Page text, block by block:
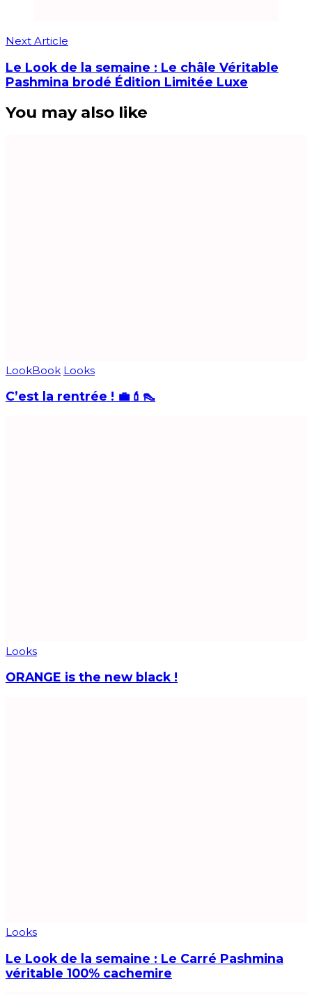
Next Article
Le Look de la semaine : Le châle Véritable
Pashmina brodé Édition Limitée Luxe
You may also like
LookBook Looks
C’est la rentrée ! 💼💄👠
Looks
ORANGE is the new black !
Looks
Le Look de la semaine : Le Carré Pashmina
véritable 100% cachemire